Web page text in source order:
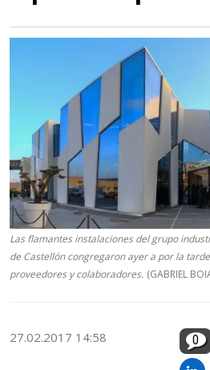
Las flamantes instalaciones del grupo
de Castellón congregaron ayer a por la
proveedores y colaboradores. (GABRIEL
27.02.2017 14:58 0